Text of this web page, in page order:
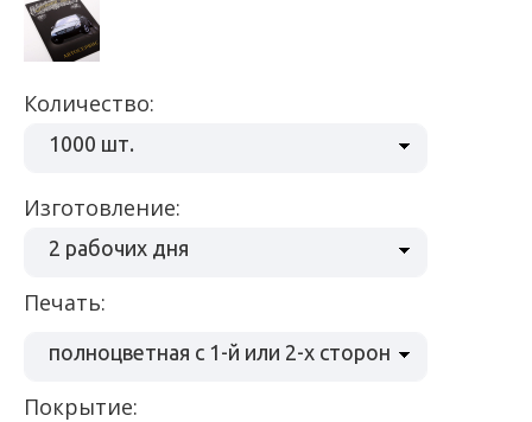
Количество:
1000 шт.
Изготовление:
2 рабочих дня
Печать:
полноцветная с 1-й или 2-х сторон
Покрытие: